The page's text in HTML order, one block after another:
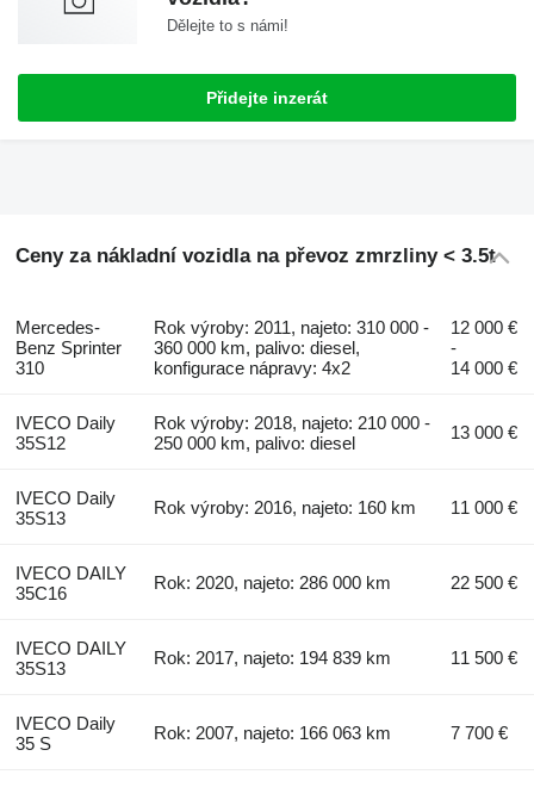
Dělejte to s námi!
Přidejte inzerát
Ceny za nákladní vozidla na převoz zmrzliny < 3.5t
Mercedes-
Benz Sprinter
310
Rok výroby: 2011, najeto: 310 000 -
360 000 km, palivo: diesel,
konfigurace nápravy: 4x2
12 000 €
-
14 000 €
IVECO Daily
35S12
Rok výroby: 2018, najeto: 210 000 -
250 000 km, palivo: diesel
13 000 €
IVECO Daily
35S13
Rok výroby: 2016, najeto: 160 km 11 000 €
IVECO DAILY
35C16
Rok: 2020, najeto: 286 000 km 22 500 €
IVECO DAILY
35S13
Rok: 2017, najeto: 194 839 km 11 500 €
IVECO Daily
35 S
Rok: 2007, najeto: 166 063 km 7 700 €